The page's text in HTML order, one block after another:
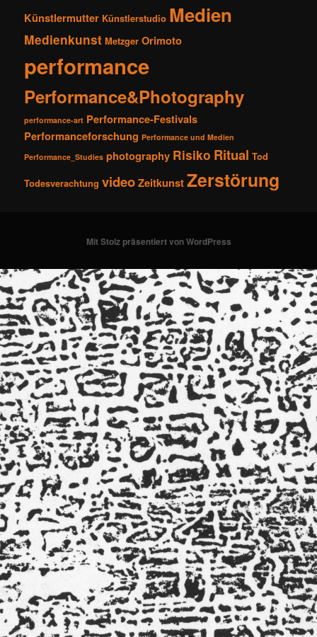
Künstlermutter Künstlerstudio Medien
Medienkunst Metzger Orimoto
performance
Performance&Photography
performance-art Performance-Festivals
Performanceforschung Performance und Medien
Performance_Studies photography Risiko Ritual Tod
Todesverachtung videoZeitkunstZerstörung
Mit Stolz präsentiert von WordPress